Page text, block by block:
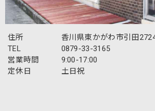
伝いができ、職人冥利に尽きます
家や白鳥・引田、内職のお話など
せいただき、胸が熱くなりました
歴史を支えてくださった地域の方
改めて感じております。 故郷の
らも喜んでいただけるモノづくり
ります。お墓参りで香川にお越し
住所
香川県東かがわ市引田
TEL
0879-33-3165
営業時間
9:00-17:00
定休日
土日祝